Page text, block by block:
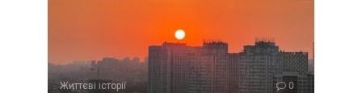
Життєві історії 0